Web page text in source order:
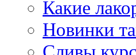
Какие
Новинки